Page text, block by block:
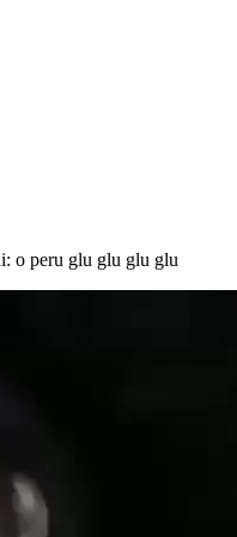
o peru glu glu glu glu